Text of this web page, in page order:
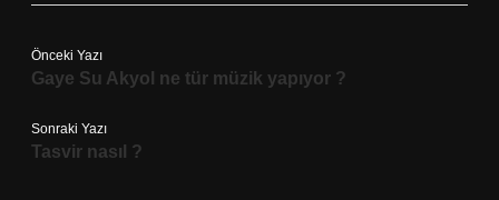
Önceki Yazı
Gaye Su Akyol ne tür müzik yapıyor ?
Sonraki Yazı
Tasvir nasıl ?